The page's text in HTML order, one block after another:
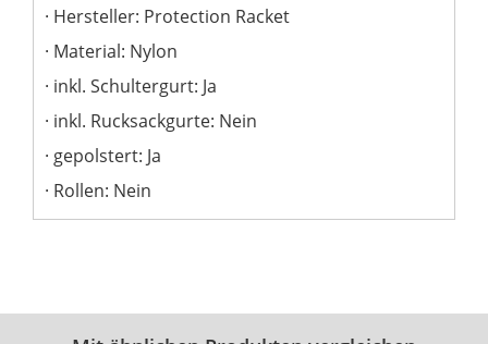
Hersteller: Protection Racket
Material: Nylon
inkl. Schultergurt: Ja
inkl. Rucksackgurte: Nein
gepolstert: Ja
Rollen: Nein